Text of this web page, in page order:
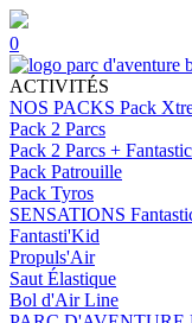
0
ACTIVITÉS
NOS PACKS Pack
Pack 2 Parcs
Pack 2 Parcs +
Pack Patrouille
Pack Tyros
SENSATIONS
Fantasti'Kid
Propuls'Air
Saut Élastique
Bol d'Air Line